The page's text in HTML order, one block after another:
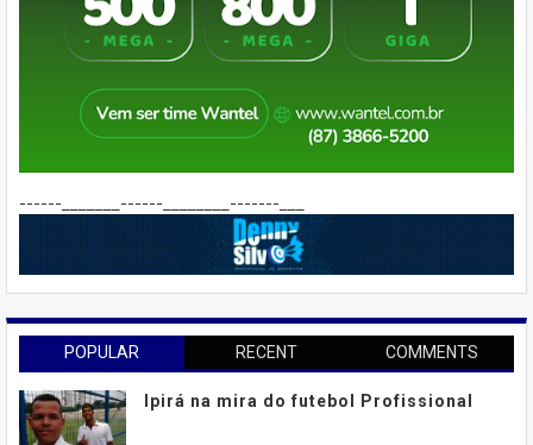
------_______------________-------___
POPULAR RECENT COMMENTS
Ipirá na mira do futebol Profissional